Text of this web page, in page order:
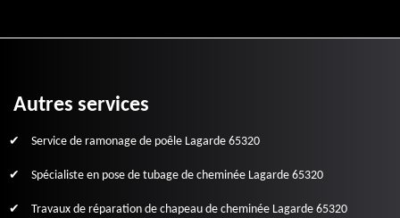
Autres services
Service de ramonage de poêle Lagarde 65320
Spécialiste en pose de tubage de cheminée Lagarde 65320
Travaux de réparation de chapeau de cheminée Lagarde 65320